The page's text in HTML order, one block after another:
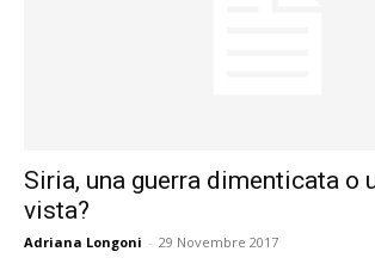
Siria, una guerra dimenticata o
vista?
Adriana Longoni - 29 Novembre 2017